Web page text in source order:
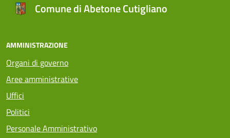
Comune di Abetone Cutigliano
AMMINISTRAZIONE
Organi di governo
Aree amministrative
Uffici
Politici
Personale Amministrativo